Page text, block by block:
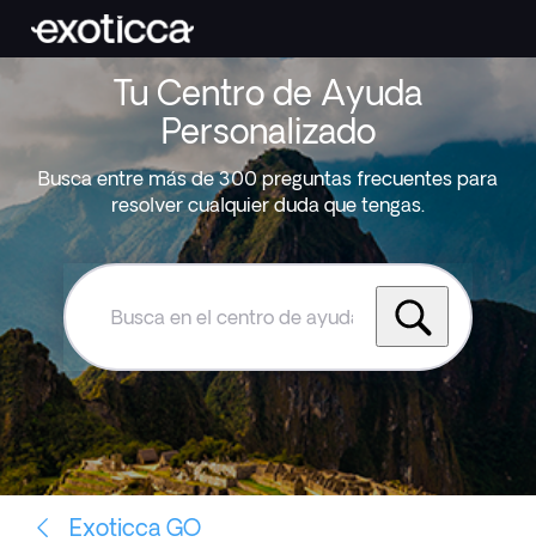
Tu Centro de Ayuda
Personalizado
Busca entre más de 300 preguntas frecuentes para
resolver cualquier duda que tengas.
Busca
el
centro
de
ayuda
de
Exoticca
Exoticca GO